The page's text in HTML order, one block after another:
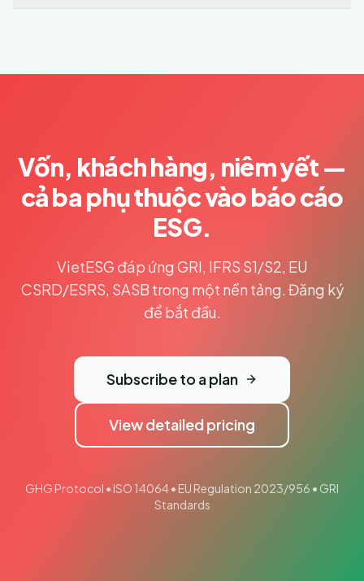
Vốn, khách hàng, niêm yết —
cả ba phụ thuộc vào báo cáo
ESG.
VietESG đáp ứng GRI, IFRS S1/S2, EU
CSRD/ESRS, SASB trong một nền tảng. Đăng ký
để bắt đầu.
Subscribe to a plan
View detailed pricing
GHG Protocol • ISO 14064 • EU Regulation 2023/956 • GRI
Standards